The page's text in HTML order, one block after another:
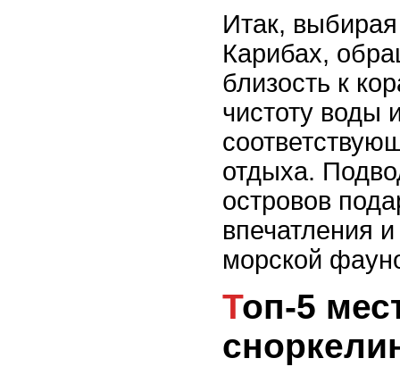
Итак,
Карибах,
близость к
чистоту воды
отдыха.
островов
впечатления
морской
Топ-5 мест для